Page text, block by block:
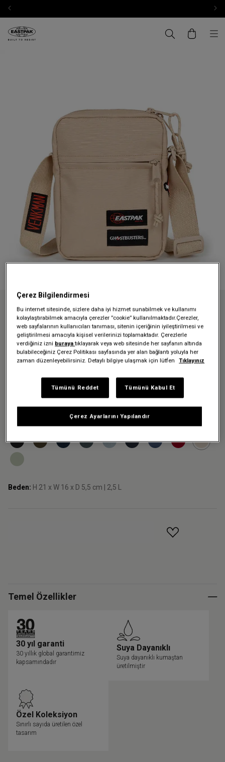
Anasayfa
Yaz maceraların için kullanışlı modellerimiz
GHOSTBUSTERS X EASTPAK THE ONE GB SUIT OMUZ ÇANTASI
GHOSTBUSTERS X EASTPAK
THE ONE GB SUIT OMUZ
1.889,30 TL
2.699,00 TL -%30
Beden: H 21 x W 16 x D 5,5 cm | 2,5 L
Temel Özellikler
30 yıl garanti
30 yıllık global garantimiz
kapsamındadır
Suya Dayanıklı
Suya dayanıklı kumaştan
üretilmiştir
Özel Koleksiyon
Sınırlı sayıda üretilen özel
tasarım
Çerez Bilgilendirmesi
Bu internet sitesinde, sizlere daha iyi hizmet sunabilmek ve kullanımı
kolaylaştırabilmek amacıyla çerezler ”cookie” kullanılmaktadır.Çerezler,
web sayfalarının kullanıcıları tanıması, sitenin içeriğinin iyileştirilmesi ve
geliştirilmesi amacıyla kişisel verilerinizi toplamaktadır. Çerezlerle
verdiğiniz izni burayatıklayarak veya web sitesinde her sayfanın altında
bulabileceğiniz Çerez Politikası sayfasında yer alan bağlantı yoluyla her
zaman düzenleyebilirsiniz. Detaylı bilgiye ulaşmak için lütfen
Tıklayınız
Çerez Ayarlarını Yapılandır
Tümünü Reddet Tümünü Kabul Et